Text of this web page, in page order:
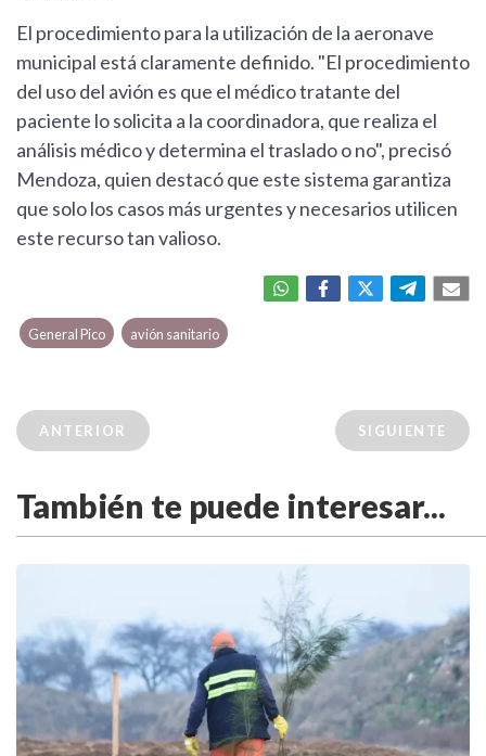
El procedimiento para la utilización de la aeronave
municipal está claramente definido. "El procedimiento
del uso del avión es que el médico tratante del
paciente lo solicita a la coordinadora, que realiza el
análisis médico y determina el traslado o no", precisó
Mendoza, quien destacó que este sistema garantiza
que solo los casos más urgentes y necesarios utilicen
este recurso tan valioso.
General Pico avión sanitario
ANTERIOR SIGUIENTE
También te puede interesar...